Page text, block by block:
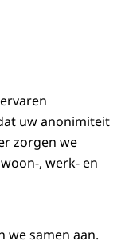
uw anonimiteit
zorgen we
, werk- en
we samen aan.